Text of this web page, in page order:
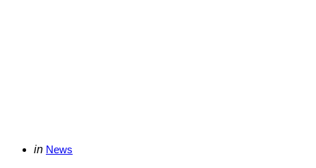
Categories
Posted
in News